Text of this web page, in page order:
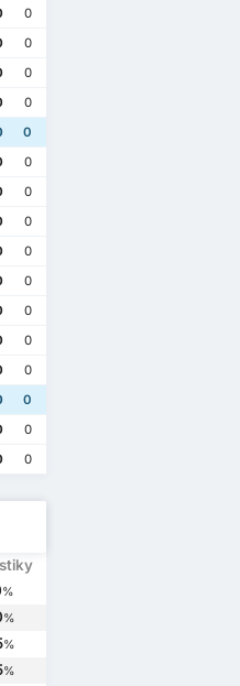
0
0
0
0
0
0
0
0
0
0
0
0
0
0
0
0
%
%
%
%